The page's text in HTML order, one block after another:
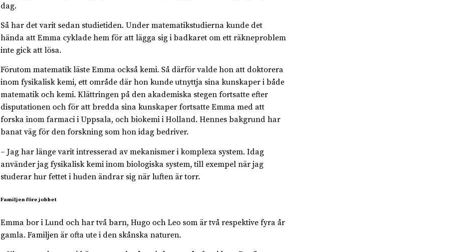
dag.
Så har det varit sedan studietiden. Under matematikstudierna kunde det
hända att Emma cyklade hem för att lägga sig i badkaret om ett räkneproblem
inte gick att lösa.
Förutom matematik läste Emma också kemi. Så därför valde hon att doktorera
inom fysikalisk kemi, ett område där hon kunde utnyttja sina kunskaper i både
matematik och kemi. Klättringen på den akademiska stegen fortsatte efter
disputationen och för att bredda sina kunskaper fortsatte Emma med att
forska inom farmaci i Uppsala, och biokemi i Holland. Hennes bakgrund har
banat väg för den forskning som hon idag bedriver.
– Jag har länge varit intresserad av mekanismer i komplexa system. Idag
använder jag fysikalisk kemi inom biologiska system, till exempel när jag
studerar hur fettet i huden ändrar sig när luften är torr.
Familjen före jobbet
Emma bor i Lund och har två barn, Hugo och Leo som är två respektive fyra år
gamla. Familjen är ofta ute i den skånska naturen.